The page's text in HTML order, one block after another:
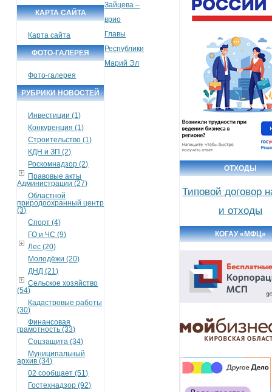
КАРТА САЙТА
Карта сайта
ФОТО-ГАЛЕРЕЯ
Фото-галерея
РУБРИКИ НОВОСТЕЙ
Инвестиции (1)
Конкуренция (1)
Строительство (1)
КДН и ЗП (2)
Роскомнадзор (2)
Правовые акты
Администрации (27)
Областной
природоохранный центр
(3)
Спорт (4)
ГО и ЧС (9)
Лес (20)
Молодёжи (20)
ДНД (21)
Сельское хозяйство
(54)
Кадастровые работы
(30)
Финансовая
грамотность (33)
Соцзащита (34)
Муниципальный
архив (34)
02 сообщает (51)
Гостехнадзор (92)
Зайцева –
врио
Главы
Республики
Марий Эл
ОТХОДЫ
Типовой договор
и отходы
КОГАУ «МФЦ»